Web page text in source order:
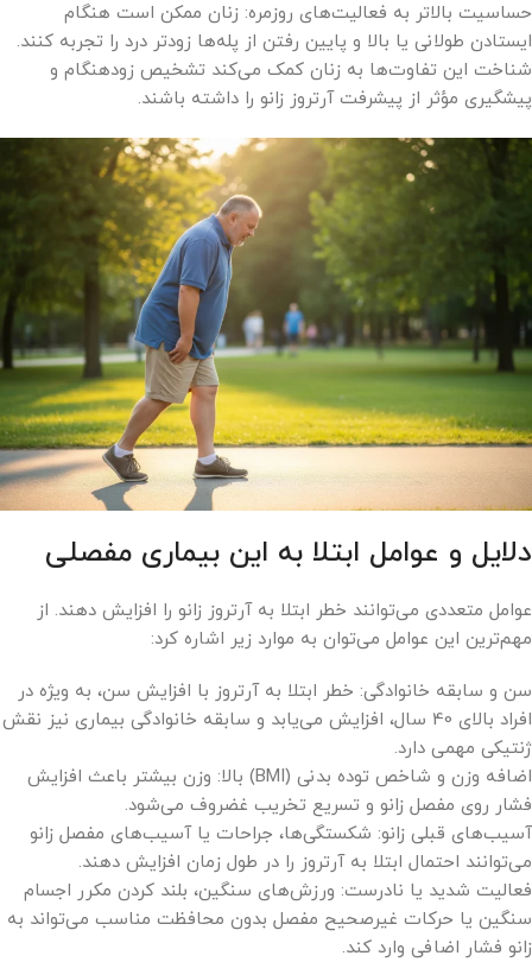
حساسیت بالاتر به فعالیت‌های روزمره: زنان ممکن است هنگام
ایستادن طولانی یا بالا و پایین رفتن از پله‌ها زودتر درد را تجربه کنند.
شناخت این تفاوت‌ها به زنان کمک می‌کند تشخیص زودهنگام و
پیشگیری مؤثر از پیشرفت آرتروز زانو را داشته باشند.
دلایل و عوامل ابتلا به این بیماری مفصلی
عوامل متعددی می‌توانند خطر ابتلا به آرتروز زانو را افزایش دهند. از
مهم‌ترین این عوامل می‌توان به موارد زیر اشاره کرد:
سن و سابقه خانوادگی: خطر ابتلا به آرتروز با افزایش سن، به ویژه در
افراد بالای 40 سال، افزایش می‌یابد و سابقه خانوادگی بیماری نیز نقش
ژنتیکی مهمی دارد.
اضافه وزن و شاخص توده بدنی (BMI) بالا: وزن بیشتر باعث افزایش
فشار روی مفصل زانو و تسریع تخریب غضروف می‌شود.
آسیب‌های قبلی زانو: شکستگی‌ها، جراحات یا آسیب‌های مفصل زانو
می‌توانند احتمال ابتلا به آرتروز را در طول زمان افزایش دهند.
فعالیت شدید یا نادرست: ورزش‌های سنگین، بلند کردن مکرر اجسام
سنگین یا حرکات غیرصحیح مفصل بدون محافظت مناسب می‌تواند به
زانو فشار اضافی وارد کند.